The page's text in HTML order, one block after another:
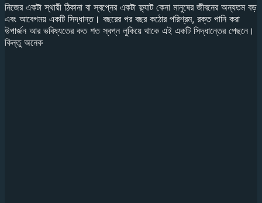
নিজের একটা স্থায়ী ঠিকানা বা স্বপ্নের একটা ফ্ল্যাট কেনা মানুষের জীবনের অন্যতম বড়
এবং আবেগময় একটি সিদ্ধান্ত। বছরের পর বছর কঠোর পরিশ্রম, রক্ত পানি করা
উপার্জন আর ভবিষ্যতের কত শত স্বপ্ন লুকিয়ে থাকে এই একটি সিদ্ধান্তের পেছনে।
কিন্তু অনেক